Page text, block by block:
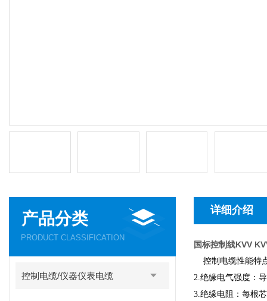
产品分类
PRODUCT CLASSIFICATION
控制电缆/仪器仪表电缆
详细介绍
国标控制线KVV
控制电缆性能特
2.绝缘电气强度：
3.绝缘电阻：每根